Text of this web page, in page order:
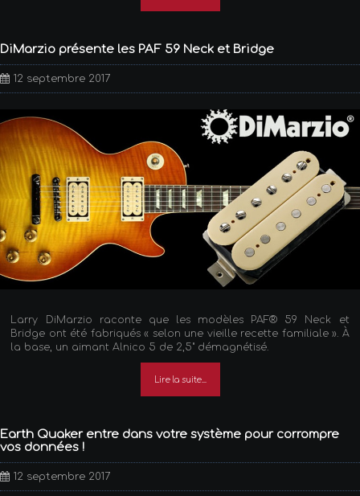
DiMarzio présente les PAF 59 Neck et Bridge
12 septembre 2017
Larry DiMarzio raconte que les modèles PAF® 59 Neck et
Bridge ont été fabriqués « selon une vieille recette familiale ». À
la base, un aimant Alnico 5 de 2,5" démagnétisé.
Lire la suite...
Earth Quaker entre dans votre système pour corrompre
vos données !
12 septembre 2017